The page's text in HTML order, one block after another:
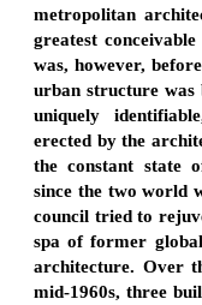
metropolitan
greatest
was, however,
urban structure
uniquely
erected by the
the constant state
since the two world
council tried to
spa of former
architecture. Over
mid-1960s, three